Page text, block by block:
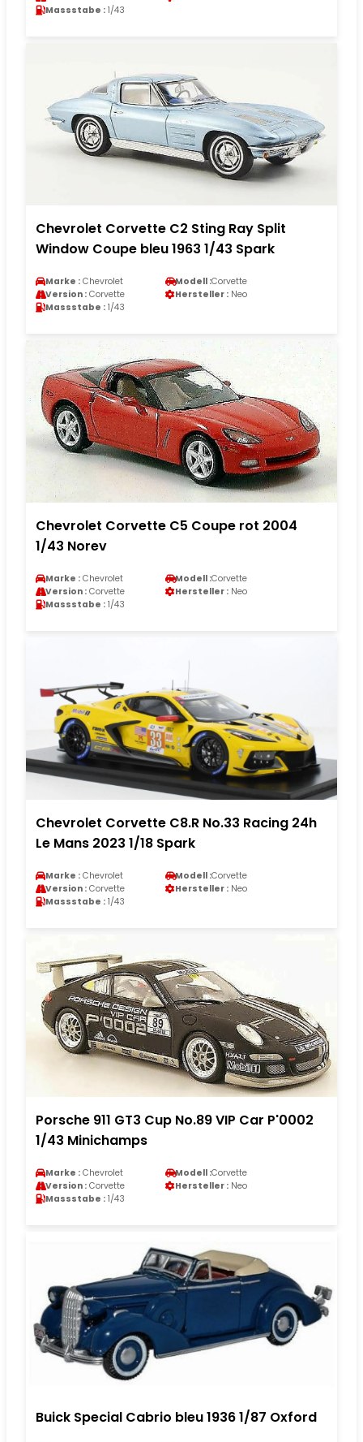
Massstabe : 1/43
Chevrolet Corvette C2 Sting Ray Split
Window Coupe bleu 1963 1/43 Spark
Marke : Chevrolet Modell :Corvette
Version : Corvette Hersteller : Neo
Massstabe : 1/43
Chevrolet Corvette C5 Coupe rot 2004
1/43 Norev
Marke : Chevrolet Modell :Corvette
Version : Corvette Hersteller : Neo
Massstabe : 1/43
Chevrolet Corvette C8.R No.33 Racing 24h
Le Mans 2023 1/18 Spark
Marke : Chevrolet Modell :Corvette
Version : Corvette Hersteller : Neo
Massstabe : 1/43
Porsche 911 GT3 Cup No.89 VIP Car P'0002
1/43 Minichamps
Marke : Chevrolet Modell :Corvette
Version : Corvette Hersteller : Neo
Massstabe : 1/43
Buick Special Cabrio bleu 1936 1/87 Oxford